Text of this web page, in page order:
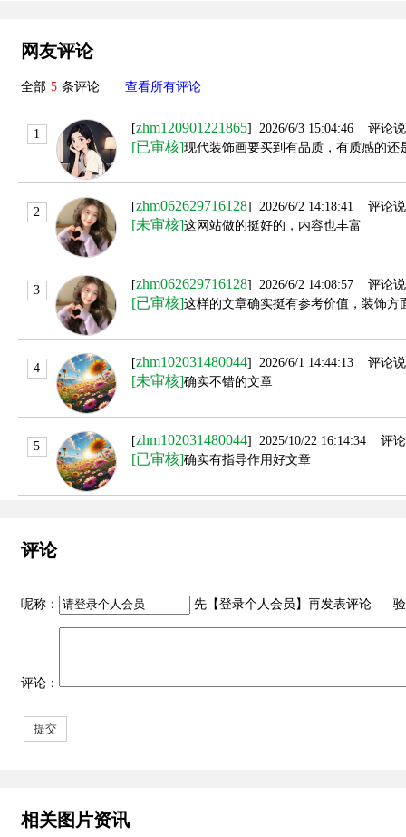
网友评论
全部 5 条评论 查看所有评论
1 [zhm120901221865] 2026/6/3 15:04:46 评论
[已审核]现代装饰画要买到有品质，有质感的
2 [zhm062629716128] 2026/6/2 14:18:41 评论
[未审核]这网站做的挺好的，内容也丰富
3 [zhm062629716128] 2026/6/2 14:08:57 评论
[已审核]这样的文章确实挺有参考价值，装饰方
4 [zhm102031480044] 2026/6/1 14:44:13 评论
[未审核]确实不错的文章
5 [zhm102031480044] 2025/10/22 16:14:34 评
[已审核]确实有指导作用好文章
评论
呢称： 先【登录个人会员 】再发表评论 验
评论：
相关图片资讯